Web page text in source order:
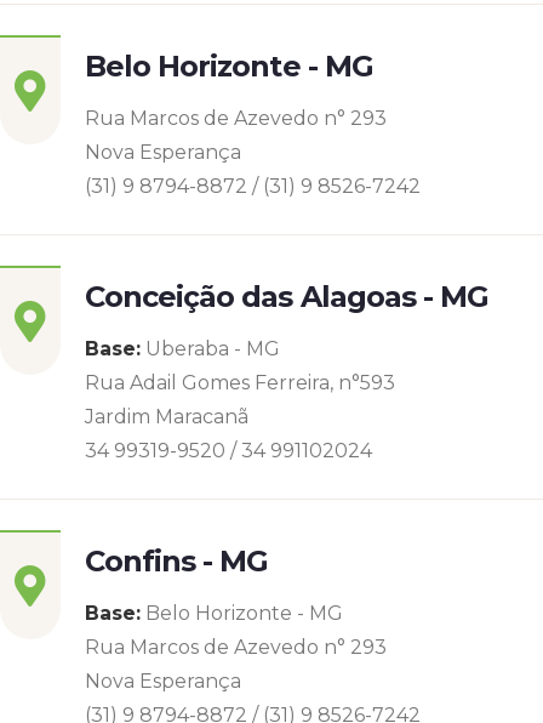
Belo Horizonte - MG
Rua Marcos de Azevedo n° 293
Nova Esperança
(31) 9 8794-8872 / (31) 9 8526-7242
Conceição das Alagoas - MG
Base: Uberaba - MG
Rua Adail Gomes Ferreira, n°593
Jardim Maracanã
34 99319-9520 / 34 991102024
Confins - MG
Base: Belo Horizonte - MG
Rua Marcos de Azevedo n° 293
Nova Esperança
(31) 9 8794-8872 / (31) 9 8526-7242